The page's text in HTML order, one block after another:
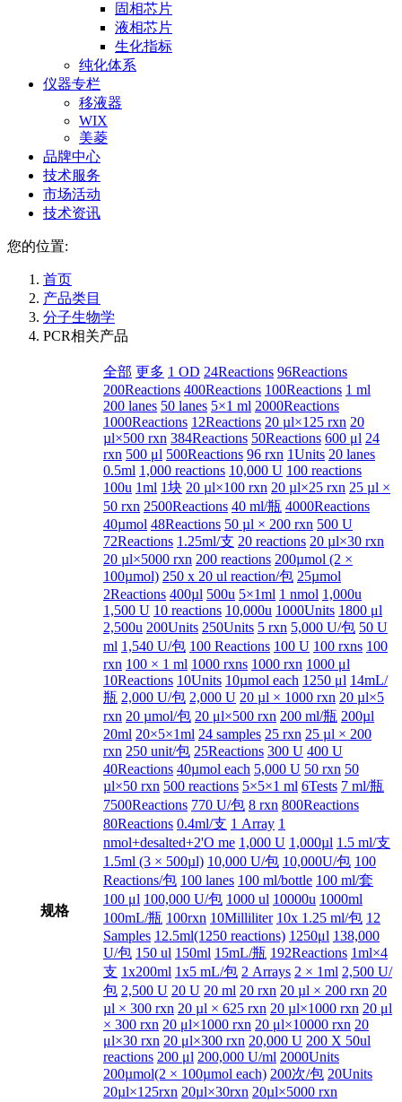
固相芯片
液相芯片
生化指标
纯化体系
仪器专栏
移液器
WIX
美菱
品牌中心
技术服务
市场活动
技术资讯
您的位置:
首页
产品类目
分子生物学
PCR相关产品
规格
全部 更多 1 OD 24Reactions 96Reactions
200Reactions 400Reactions 100Reactions 1 ml
200 lanes 50 lanes 5×1 ml 2000Reactions
1000Reactions 12Reactions 20 µl×125 rxn 20
µl×500 rxn 384Reactions 50Reactions 600 μl 24
rxn 500 μl 500Reactions 96 rxn 1Units 20 lanes
0.5ml 1,000 reactions 10,000 U 100 reactions
100u 1ml 1块 20 µl×100 rxn 20 µl×25 rxn 25 µl ×
50 rxn 2500Reactions 40 ml/瓶 4000Reactions
40µmol 48Reactions 50 µl × 200 rxn 500 U
72Reactions 1.25ml/支 20 reactions 20 µl×30 rxn
20 µl×5000 rxn 200 reactions 200µmol (2 ×
100µmol) 250 x 20 ul reaction/包 25µmol
2Reactions 400µl 500u 5×1ml 1 nmol 1,000u
1,500 U 10 reactions 10,000u 1000Units 1800 μl
2,500u 200Units 250Units 5 rxn 5,000 U/包 50 U
ml 1,540 U/包 100 Reactions 100 U 100 rxns 100
rxn 100 × 1 ml 1000 rxns 1000 rxn 1000 μl
10Reactions 10Units 10µmol each 1250 μl 14mL/
瓶 2,000 U/包 2,000 U 20 µl × 1000 rxn 20 µl×5
rxn 20 µmol/包 20 μl×500 rxn 200 ml/瓶 200µl
20ml 20×5×1ml 24 samples 25 rxn 25 µl × 200
rxn 250 unit/包 25Reactions 300 U 400 U
40Reactions 40µmol each 5,000 U 50 rxn 50
µl×50 rxn 500 reactions 5×5×1 ml 6Tests 7 ml/瓶
7500Reactions 770 U/包 8 rxn 800Reactions
80Reactions 0.4ml/支 1 Array 1
nmol+desalted+2'O me 1,000 U 1,000µl 1.5 ml/支
1.5ml (3 × 500µl) 10,000 U/包 10,000U/包 100
Reactions/包 100 lanes 100 ml/bottle 100 ml/套
100 μl 100,000 U/包 1000 ul 10000u 1000ml
100mL/瓶 100rxn 10Milliliter 10x 1.25 ml/包 12
Samples 12.5ml(1250 reactions) 1250μl 138,000
U/包 150 ul 150ml 15mL/瓶 192Reactions 1ml×4
支 1x200ml 1x5 mL/包 2 Arrays 2 × 1ml 2,500 U/
包 2,500 U 20 U 20 ml 20 rxn 20 µl × 200 rxn 20
µl × 300 rxn 20 µl × 625 rxn 20 µl×1000 rxn 20 μl
× 300 rxn 20 μl×1000 rxn 20 μl×10000 rxn 20
μl×30 rxn 20 μl×300 rxn 20,000 U 200 X 50ul
reactions 200 μl 200,000 U/ml 2000Units
200µmol(2 × 100µmol each) 200次/包 20Units
20µl×125rxn 20µl×30rxn 20µl×5000 rxn